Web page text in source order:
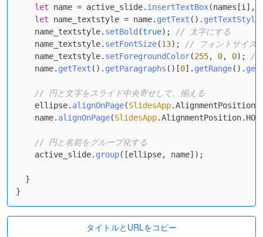
let name = active_slide. insertTextBox(names[i],
let name_textstyle = name. getText (). getTextStyle
    name_textstyle.
setBold (true);
// 太字にする
    name_textstyle.
setFontSize(13);
// フォントサイズ
    name_textstyle.
setForegroundColor(255, 0, 0);
//
    name.
getText (). getParagraphs ()[0]. getRange().
// 円と文字をスライド中央寄せして、揃える
    ellipse.
alignOnPage(SlidesApp.AlignmentPosition
    name.
alignOnPage(SlidesApp.AlignmentPosition.
// 円と名前をグループ化する
    active_slide.
group([ellipse, name]);
  }
タイトルとURLをコピー